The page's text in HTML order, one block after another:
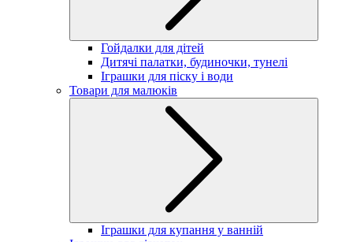
Гойдалки для дітей
Дитячі палатки, будиночки, тунелі
Іграшки для піску і води
Товари для малюків
Іграшки для купання у ванній